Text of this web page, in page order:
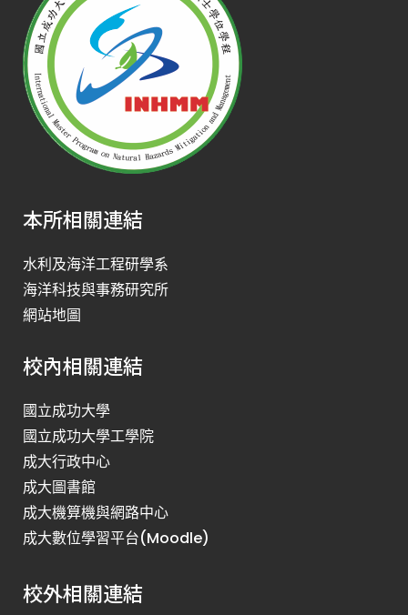
本所相關連結
水利及海洋工程研學系
海洋科技與事務研究所
網站地圖
校內相關連結
國立成功大學
國立成功大學工學院
成大行政中心
成大圖書館
成大機算機與網路中心
成大數位學習平台(Moodle)
校外相關連結